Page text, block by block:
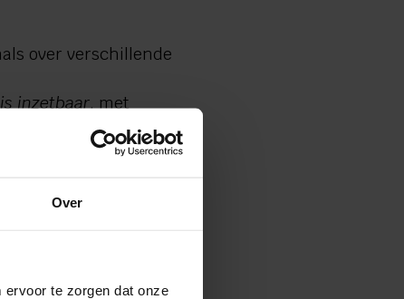
Over
te zorgen dat onze
over verschillende
inzetbaar, met
met onbetaalde
bij zorg en welzijn in